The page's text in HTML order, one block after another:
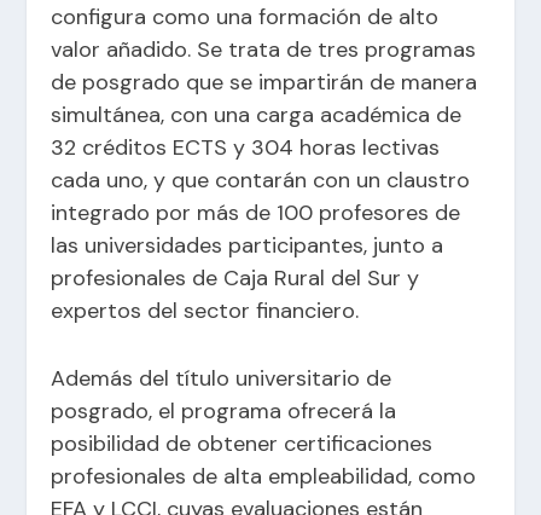
configura como una formación de alto
valor añadido. Se trata de tres programas
de posgrado que se impartirán de manera
simultánea, con una carga académica de
32 créditos ECTS y 304 horas lectivas
cada uno, y que contarán con un claustro
integrado por más de 100 profesores de
las universidades participantes, junto a
profesionales de Caja Rural del Sur y
expertos del sector financiero.
Además del título universitario de
posgrado, el programa ofrecerá la
posibilidad de obtener certificaciones
profesionales de alta empleabilidad, como
EFA y LCCI, cuyas evaluaciones están